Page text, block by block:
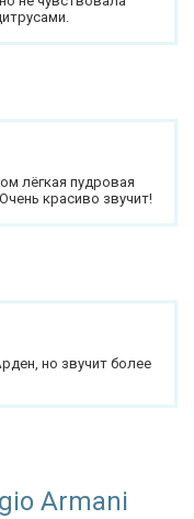
лёгкая пудровая
красиво звучит!
но звучит более
Armani